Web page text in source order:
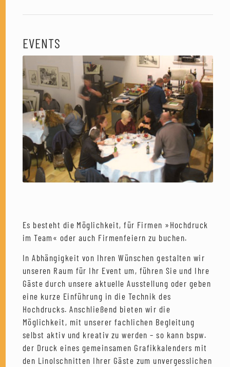
EVENTS
Es besteht die Möglichkeit, für Firmen »Hochdruck
im Team« oder auch Firmenfeiern zu buchen.
In Abhängigkeit von Ihren Wünschen gestalten wir
unseren Raum für Ihr Event um, führen Sie und Ihre
Gäste durch unsere aktuelle Ausstellung oder geben
eine kurze Einführung in die Technik des
Hochdrucks. Anschließend bieten wir die
Möglichkeit, mit unserer fachlichen Begleitung
selbst aktiv und kreativ zu werden – so kann bspw.
der Druck eines gemeinsamen Grafikkalenders mit
den Linolschnitten Ihrer Gäste zum unvergesslichen